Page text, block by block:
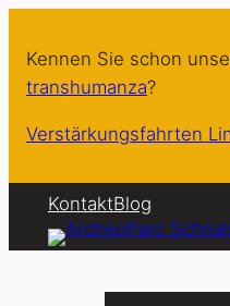
Inhalt
springen
Kennen Sie schon
transhumanza?
Verstärkungsfahrten
KontaktBlog